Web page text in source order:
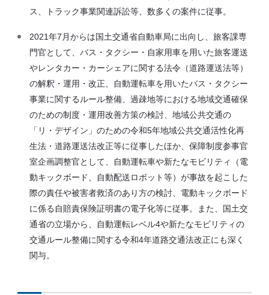
ス、トラック事業関連訴訟等、数多くの案件に従事。
2021年7月からは国土交通省自動車局に出向し、旅客課専
門官として、バス・タクシー・自家用車を用いた旅客運送
やレンタカー・カーシェアに関する法令（道路運送法等）
の解釈・運用・改正、自動運転車を用いたバス・タクシー
事業に関するルール整備、過疎地等における地域交通確保
のための制度・運用改善方策の検討、地域公共交通の
「リ・デザイン」のための令和5年地域公共交通活性化再
生法・道路運送法改正等に従事したほか、保障制度参事官
室企画調整官として、自動運転車や新たなモビリティ（電
動キックボード、自動配送ロボット等）が事故を起こした
際の責任や被害者救済のあり方の検討、電動キックボード
に係る自賠責保険証明書の電子化等に従事。また、国土交
通省の立場から、自動運転レベル4や新たなモビリティの
交通ルール整備に関する令和4年道路交通法改正にも深く
関与。